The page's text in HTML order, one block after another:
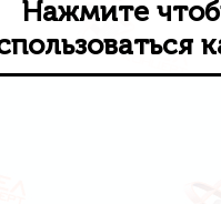
Нажмите